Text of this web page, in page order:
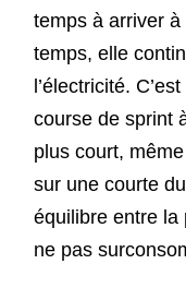
temps à arriver
temps, elle
l’électricité.
course de sprint
plus court,
sur une courte
équilibre entre la
ne pas